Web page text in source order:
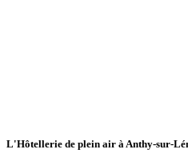
L'Hôtellerie de plein air à Anthy-sur-